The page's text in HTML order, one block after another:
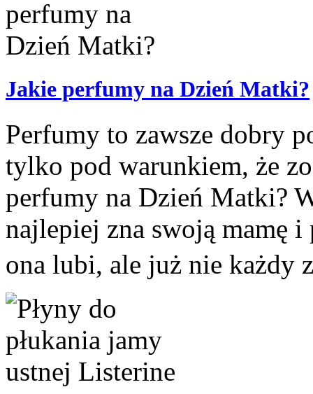
Jakie perfumy na Dzień Matki?
Perfumy to zawsze dobry
tylko pod warunkiem, że
perfumy na Dzień Matki?
najlepiej zna swoją mamę
ona lubi, ale już nie każdy